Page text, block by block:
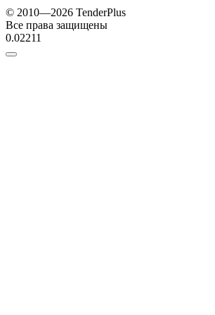
© 2010—2026 TenderPlus
Все права защищены
0.02211